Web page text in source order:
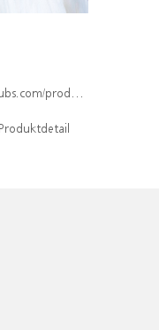
isin/DE000WA67AN1
Produktdetail